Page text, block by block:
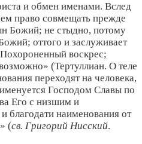
и обмен именами. Вслед
право совмещать прежде
Божий; не стыдно, потому
оттого и заслуживает
воскрес;
(Тертуллиан. О теле
переходят на человека,
Господом Славы по
Его с низшим и
благодати наименования от
(св. Григорий Нисский.